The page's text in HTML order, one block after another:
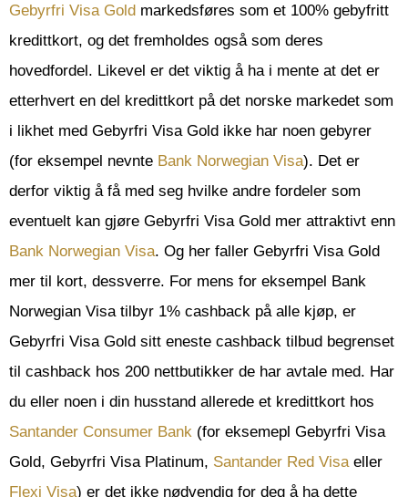
Gebyrfri Visa Gold markedsføres som et 100% gebyfritt
kredittkort, og det fremholdes også som deres
hovedfordel. Likevel er det viktig å ha i mente at det er
etterhvert en del kredittkort på det norske markedet som
i likhet med Gebyrfri Visa Gold ikke har noen gebyrer
(for eksempel nevnte Bank Norwegian Visa). Det er
derfor viktig å få med seg hvilke andre fordeler som
eventuelt kan gjøre Gebyrfri Visa Gold mer attraktivt enn
Bank Norwegian Visa. Og her faller Gebyrfri Visa Gold
mer til kort, dessverre. For mens for eksempel Bank
Norwegian Visa tilbyr 1% cashback på alle kjøp, er
Gebyrfri Visa Gold sitt eneste cashback tilbud begrenset
til cashback hos 200 nettbutikker de har avtale med. Har
du eller noen i din husstand allerede et kredittkort hos
Santander Consumer Bank (for eksemepl Gebyrfri Visa
Gold, Gebyrfri Visa Platinum, Santander Red Visaeller
Flexi Visa) er det ikke nødvendig for deg å ha dette